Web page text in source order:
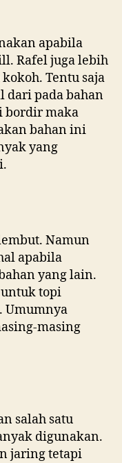
apabila
Rafel juga lebih
Tentu saja
dari pada bahan
bordir maka
bahan ini
yang
Namun
apabila
yang lain.
topi
Umumnya
masing
salah satu
digunakan.
jaring tetapi